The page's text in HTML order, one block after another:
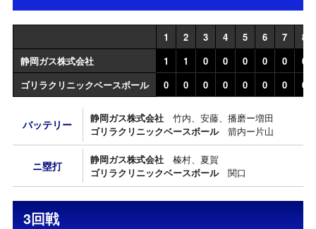
1 2 3 4 5 6 7
8
静岡ガス株式会社
1 1 0 0 0 0 0
0
ゴリラクリニックベースボール
0 0 0 0 0 0 0 0
バッテリー 静岡ガス株式会社
竹内、安藤、播磨ー増田
ゴリラクリニックベースボール
箭内ー片山
ニ塁打 静岡ガス株式会社
榛村、夏賀
ゴリラクリニックベースボール
関口
3回戦